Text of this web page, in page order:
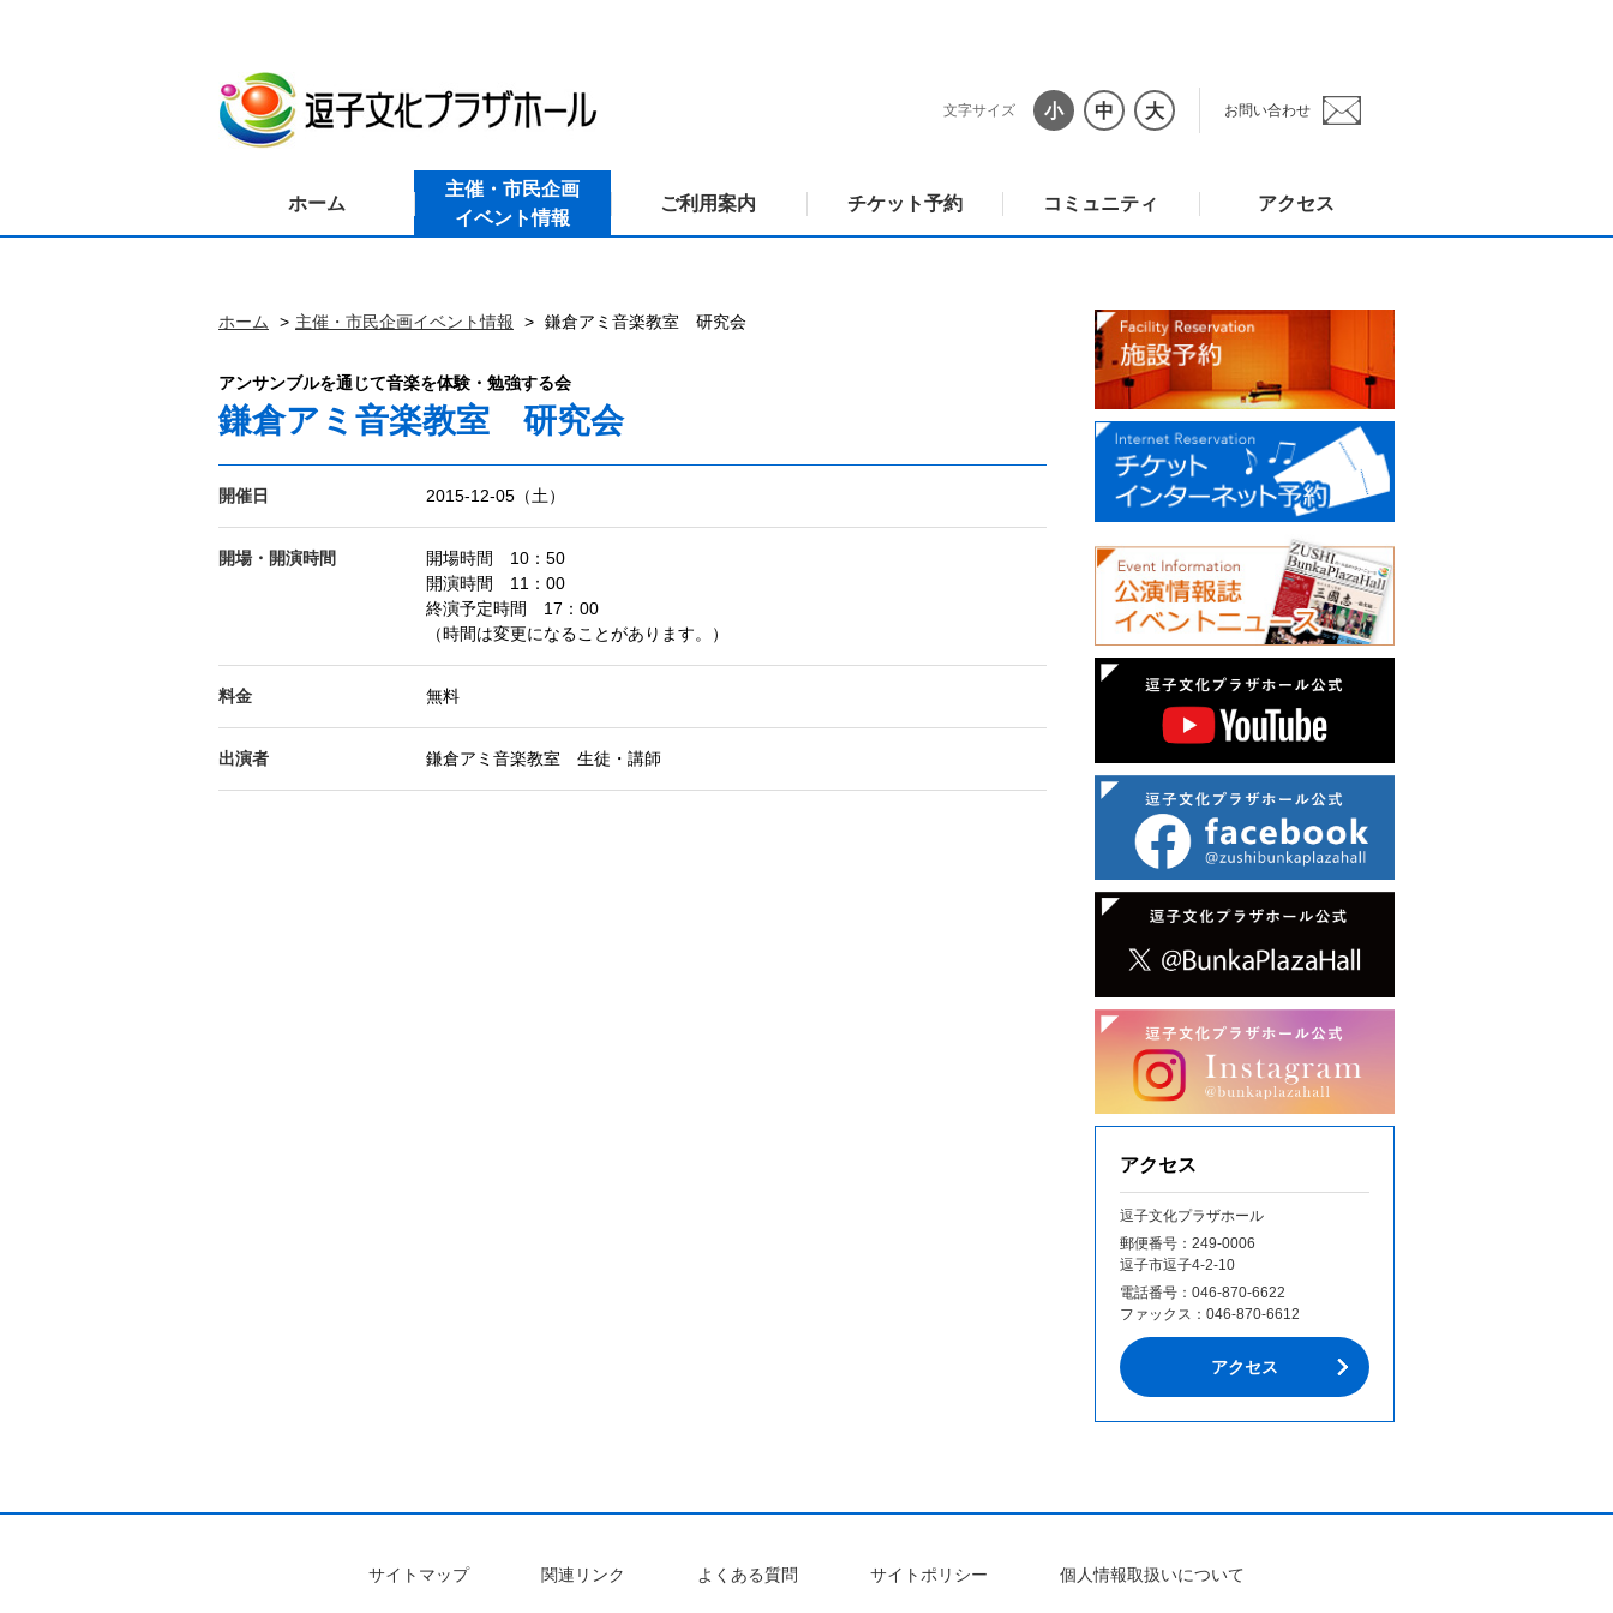
文字サイズ 小 中 大 お問い合わせ
ホーム
主催・市民企画
イベント情報
ご利用案内 チケット予約 コミュニティ アクセス
ホーム 主催・市民企画イベント情報 鎌倉アミ音楽教室 研究会
アンサンブルを通じて音楽を体験・勉強する会
鎌倉アミ音楽教室 研究会
開催日 2015-12-05（土）
開場・開演時間
開場時間 10：50
開演時間 11：00
終演予定時間 17：00
（時間は変更になることがあります。）
料金 無料
出演者 鎌倉アミ音楽教室 生徒・講師
アクセス
逗子文化プラザホール
郵便番号：249‐0006
逗子市逗子4-2-10
電話番号： 046-870-6622
ファックス： 046-870-6612
アクセス
サイトマップ 関連リンク よくある質問 サイトポリシー 個人情報取扱いについて